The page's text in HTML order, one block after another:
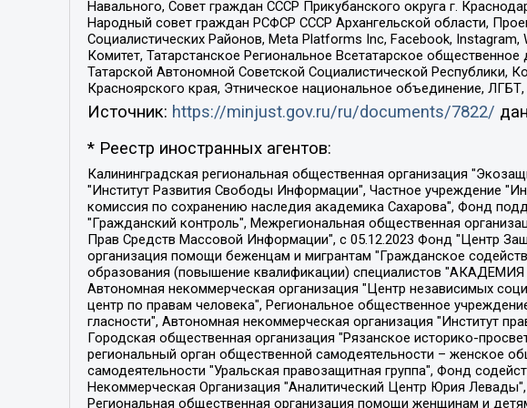
Навального, Совет граждан СССР Прикубанского округа г.
Народный совет граждан РСФСР СССР Архангельской области,
Социалистических Районов, Meta Platforms Inc, Facebook,
Комитет, Татарстанское Региональное Всетатарское
Татарской Автономной Советской Социалистической Республики,
Красноярского края, Этническое национальное объединение,
Источник: https://minjust.gov.ru/ru/documents/7822/
* Реестр иностранных агентов:
Калининградская региональная общественная организация "Экозащита!-Женсовет", Фонд содействия защите прав и свобод граждан "Общественный вердикт", Фонд "Институт Развития Свободы Информации", Частное учреждение "Информационное агентство МЕМО. РУ", Региональная общественная организация "Общественная комиссия по сохранению наследия академика Сахарова", Фонд поддержки свободы прессы, Санкт-Петербургская общественная правозащитная организация "Гражданский контроль", Межрегиональная общественная организация "Информационно-просветительский центр "Мемориал", Региональный Фонд "Центр Защиты Прав Средств Массовой Информации", с 05.12.2023 Фонд "Центр Защиты Прав Средств массовой информации", Региональная общественная благотворительная организация помощи беженцам и мигрантам "Гражданское содействие", Негосударственное образовательное учреждение дополнительного профессионального образования (повышение квалификации) специалистов "АКАДЕМИЯ ПО ПРАВАМ ЧЕЛОВЕКА", Свердловская региональная общественная организация "Сутяжник", Автономная некоммерческая организация "Центр независимых социологических исследований", Союз общественных объединений "Российский исследовательский центр по правам человека", Региональное общественное учреждение научно-информационный центр "МЕМОРИАЛ", Некоммерческая организация "Фонд защиты гласности", Автономная некоммерческая организация "Институт прав человека", Городская общественная организация "Екатеринбургское общество "МЕМОРИАЛ", Городская общественная организация "Рязанское историко-просветительское и правозащитное общество "Мемориал" (Рязанский Мемориал), Челябинский региональный орган общественной самодеятельности – женское общественное объединение "Женщины Евразии", Челябинский региональный орган общественной самодеятельности "Уральская правозащитная группа", Фонд содействия защите здоровья и социальной справедливости имени Андрея Рылькова, Автономная Некоммерческая Организация "Аналитический Центр Юрия Левады", Автономная некоммерческая организация социальной поддержки населения "Проект Апрель", Региональная общественная организация помощи женщинам и детям, находящимся в кризисной ситуации "Информационно-методический центр "Анна", Фонд содействия развитию массовых коммуникаций и правовому просвещению "Так-так-Так", Фонд содействия устойчивому развитию "Серебряная тайга", Свердловский региональный общественный фонд социальных проектов "Новое время", "Idel.Реалии", Кавказ.Реалии, Крым.Реалии, Телеканал Настоящее Время, Татаро-башкирская служба Радио Свобода (Azatliq Radiosi), Радио Свободная Европа/Радио Свобода (PCE/PC), "Сибирь.Реалии", "Фактограф", Благотворительный фонд помощи осужденным и их семьям, Автономная некоммерческая организация "Институт глобализации и социальных движений", Фонд "В защиту прав заключенных", Частное учреждение "Центр поддержки и содействия развитию средств массовой информации", Пензенский региональный общественный благотворительный фонд "Гражданский союз", "Север.Реалии", Некоммерческая организация Фонд "Правовая инициатива", Общество с ограниченной ответственностью "Радио Свободная Европа/Радио Свобода", Чешское информационное агентство "MEDIUM-ORIENT", Красноярская региональная общественная организация "Мы против СПИДа", Камалягин Денис Николаевич, Маркелов Сергей Евгеньевич, Пономарев Лев Александрович, Савицкая Людмила Алексеевна, Автономная некоммерческая организация "Центр по работе с проблемой насилия "НАСИЛИЮ.НЕТ", Межрегиональный профессиональный союз работников здравоохранения "Альянс врачей", Юридическое лицо, зарегистрированное в Латвийской Республике, SIA "Medusa Project" (регистрационный номер 40103797863, дата регистрации 10.06.2014), Некоммерческая организация "Фонд по борьбе с коррупцией", Автономная некоммерческая организация "Институт права и публичной политики", Баданин Роман Сергеевич, Гликин Максим Александрович, Железнова Мария Михайловна, Лукьянова Юлия Сергеевна, Маетная Елизавета Витальевна, Маняхин Петр Борисович, Чуракова Ольга Владимировна, Ярош Юлия Петровна,